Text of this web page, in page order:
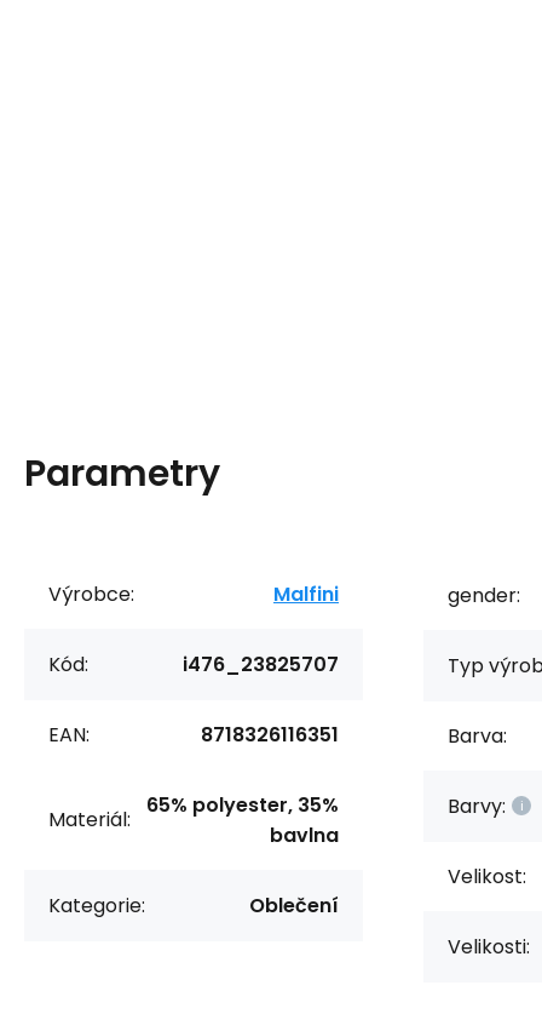
Parametry
Výrobce: Malfini
Kód: i476_23825707
EAN: 8718326116351
Materiál:
65% polyester, 35%
bavlna
Kategorie: Oblečení
gender:
Typ
Barva:
Barvy:
Velikost:
Velikosti: